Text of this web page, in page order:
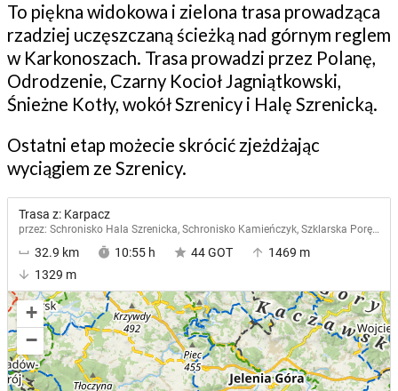
To piękna widokowa i zielona trasa prowadząca
rzadziej uczęszczaną ścieżką nad górnym reglem
w Karkonoszach. Trasa prowadzi przez Polanę,
Odrodzenie, Czarny Kocioł Jagniątkowski,
Śnieżne Kotły, wokół Szrenicy i Halę Szrenicką.
Ostatni etap możecie skrócić zjeżdżając
wyciągiem ze Szrenicy.